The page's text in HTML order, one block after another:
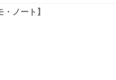
ノート】